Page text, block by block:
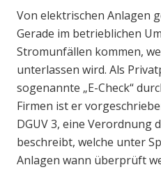
Von elektrischen Anlagen
Gerade im betrieblichen
Stromunfällen kommen,
unterlassen wird. Als
sogenannte „E-Check“
Firmen ist er
DGUV 3, eine Verordnung
beschreibt, welche unter
Anlagen wann überprüft